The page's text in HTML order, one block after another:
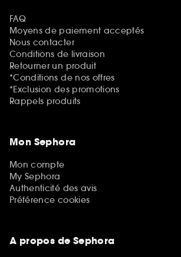
FAQ
Moyens de paiement acceptés
Nous contacter
Conditions de livraison
Retourner un produit
*Conditions de nos offres
*Exclusion des promotions
Rappels produits
Mon Sephora
Mon compte
My Sephora
Authenticité des avis
Préférence cookies
A propos de Sephora